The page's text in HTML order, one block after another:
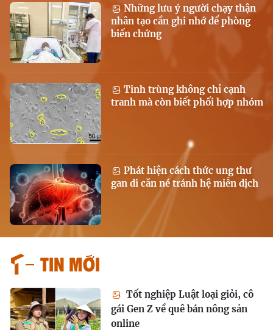
Những lưu ý người chạy thận
nhân tạo cần ghi nhớ để phòng
biến chứng
Tinh trùng không chỉ cạnh
tranh mà còn biết phối hợp nhóm
Phát hiện cách thức ung thư
gan di căn né tránh hệ miễn dịch
Tin mới
Tốt nghiệp Luật loại giỏi, cô
gái Gen Z về quê bán nông sản
online